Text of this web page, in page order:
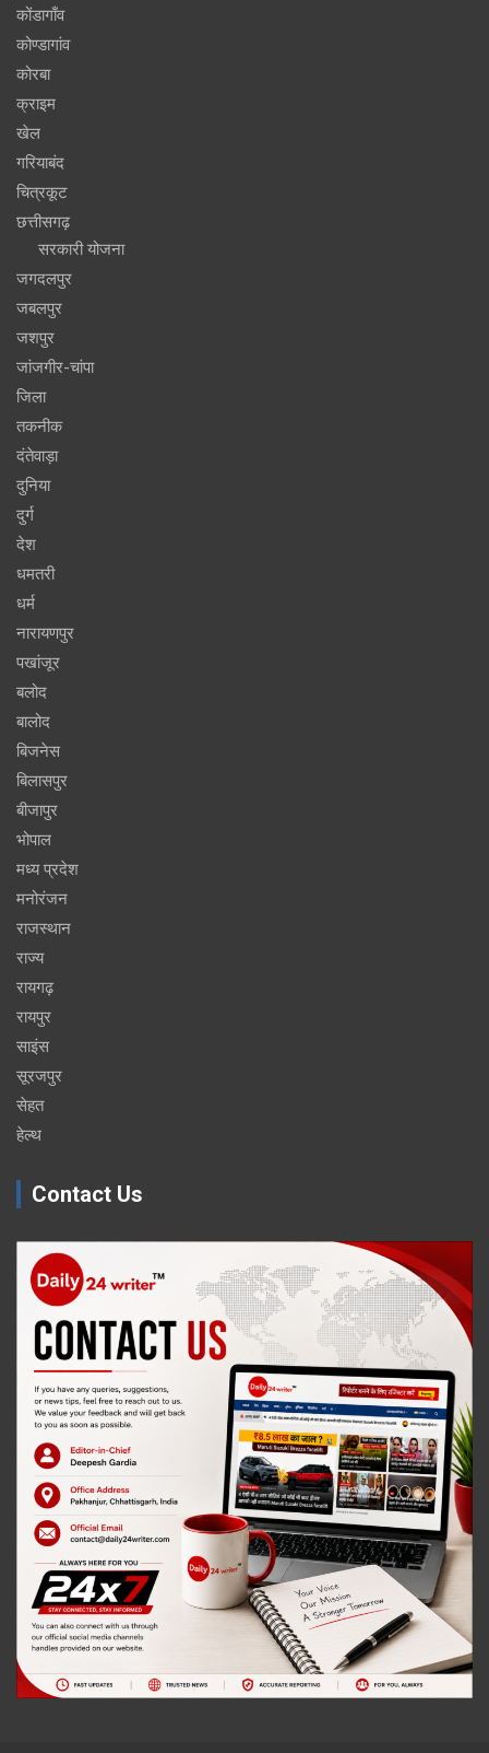
कोंडागाँव
कोण्डागांव
कोरबा
क्राइम
खेल
गरियाबंद
चित्रकूट
छत्तीसगढ़
सरकारी योजना
जगदलपुर
जबलपुर
जशपुर
जांजगीर-चांपा
जिला
तकनीक
दंतेवाड़ा
दुनिया
दुर्ग
देश
धमतरी
धर्म
नारायणपुर
पखांजूर
बलोद
बालोद
बिजनेस
बिलासपुर
बीजापुर
भोपाल
मध्य प्रदेश
मनोरंजन
राजस्थान
राज्य
रायगढ़
रायपुर
साइंस
सूरजपुर
सेहत
हेल्थ
Contact Us